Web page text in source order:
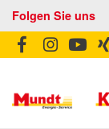
Folgen Sie uns